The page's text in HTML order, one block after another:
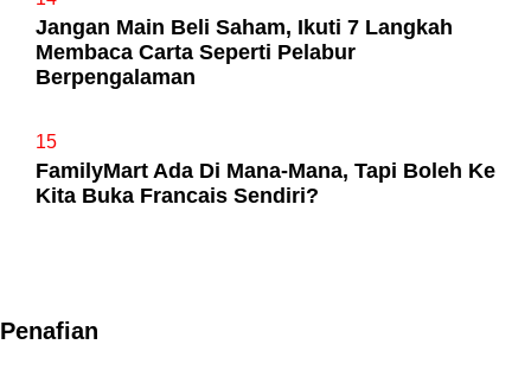
Jangan Main Beli Saham, Ikuti 7 Langkah
Membaca Carta Seperti Pelabur
Berpengalaman
15
FamilyMart Ada Di Mana-Mana, Tapi Boleh Ke
Kita Buka Francais Sendiri?
Penafian